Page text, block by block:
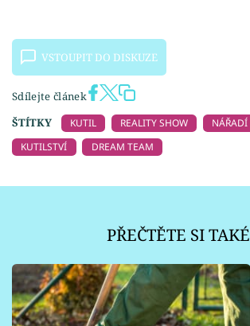
VSTOUPIT DO DISKUZE
Sdílejte článek
ŠTÍTKY
KUTIL REALITY SHOW NÁŘADÍ
KUTILSTVÍ
DREAM TEAM
PŘEČTĚTE SI TAKÉ